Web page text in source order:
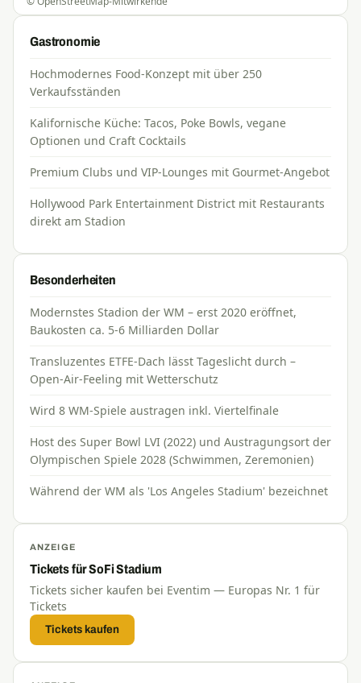
Gastronomie
Hochmodernes Food-Konzept mit über 250
Verkaufsständen
Kalifornische Küche: Tacos, Poke Bowls, vegane
Optionen und Craft Cocktails
Premium Clubs und VIP-Lounges mit Gourmet-Angebot
Hollywood Park Entertainment District mit Restaurants
direkt am Stadion
Besonderheiten
Modernstes Stadion der WM – erst 2020 eröffnet,
Baukosten ca. 5-6 Milliarden Dollar
Transluzentes ETFE-Dach lässt Tageslicht durch –
Open-Air-Feeling mit Wetterschutz
Wird 8 WM-Spiele austragen inkl. Viertelfinale
Host des Super Bowl LVI (2022) und Austragungsort der
Olympischen Spiele 2028 (Schwimmen, Zeremonien)
Während der WM als 'Los Angeles Stadium' bezeichnet
ANZEIGE
Tickets für SoFi Stadium
Tickets sicher kaufen bei Eventim — Europas Nr. 1 für
Tickets
Tickets kaufen